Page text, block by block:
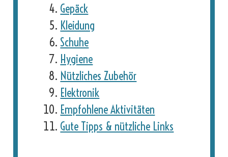
Gepäck
Kleidung
Schuhe
Hygiene
Nützliches Zubehör
Elektronik
Empfohlene Aktivitäten
Gute Tipps & nützliche Links